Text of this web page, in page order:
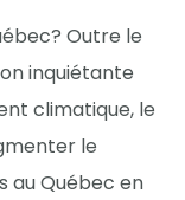
Outre le
inquiétante
climatique, le
le
au Québec en